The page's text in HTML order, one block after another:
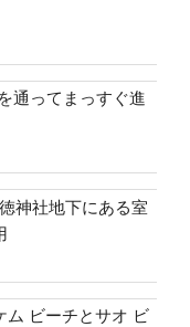
通ってまっすぐ進
神社地下にある室
ム ビーチとサオ ビ